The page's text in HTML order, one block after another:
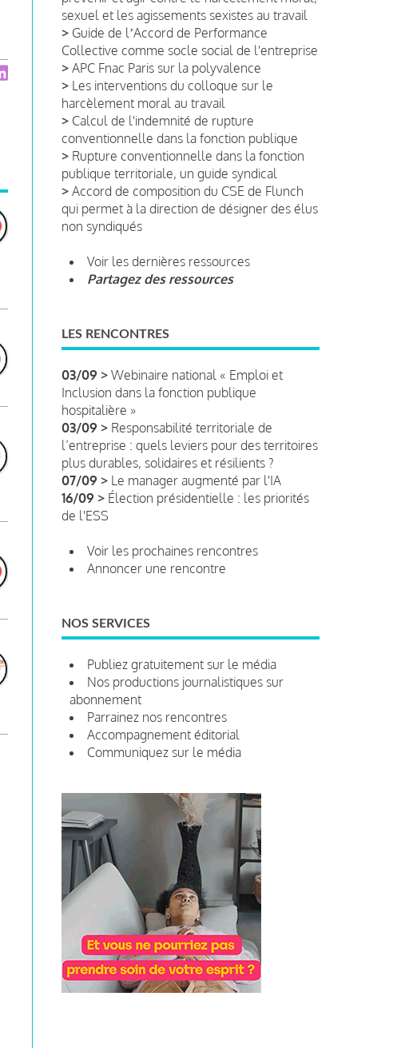
sexuel et les agissements sexistes au travail
> Guide de lʼAccord de Performance
Collective comme socle social de l'entreprise
> APC Fnac Paris sur la polyvalence
> Les interventions du colloque sur le
harcèlement moral au travail
> Calcul de l'indemnité de rupture
conventionnelle dans la fonction publique
> Rupture conventionnelle dans la fonction
publique territoriale, un guide syndical
> Accord de composition du CSE de Flunch
qui permet à la direction de désigner des élus
non syndiqués
Voir les dernières ressources
Partagez des ressources
LES RENCONTRES
03/09 > Webinaire national « Emploi et
Inclusion dans la fonction publique
hospitalière »
03/09 > Responsabilité territoriale de
l’entreprise : quels leviers pour des territoires
plus durables, solidaires et résilients ?
07/09 > Le manager augmenté par l'IA
16/09 > Élection présidentielle : les priorités
de l'ESS
Voir les prochaines rencontres
Annoncer une rencontre
NOS SERVICES
Publiez gratuitement sur le média
Nos productions journalistiques sur
abonnement
Parrainez nos rencontres
Accompagnement éditorial
Communiquez sur le média